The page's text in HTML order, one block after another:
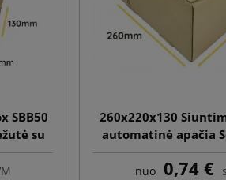
SBB50
su
lipnia
260x220x130
automatinė apačia
nuo 0,74 €